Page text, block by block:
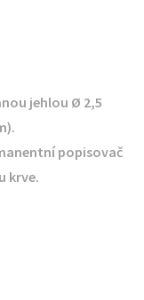
jehlou Ø 2,5
popisovač
krve.